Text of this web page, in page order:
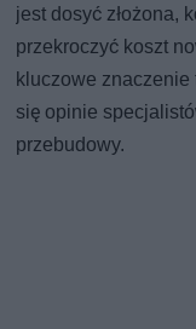
jest dosyć złożona,
przekroczyć koszt
kluczowe
się opinie
przebudowy.